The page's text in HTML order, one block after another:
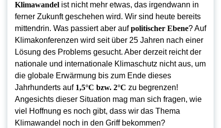
Klimawandel ist nicht mehr etwas, das irgendwann in
ferner Zukunft geschehen wird. Wir sind heute bereits
mittendrin. Was passiert aber aufpolitischer Ebene? Auf
Klimakonferenzen wird seit über 25 Jahren nach einer
Lösung des Problems gesucht. Aber derzeit reicht der
nationale und internationale Klimaschutz nicht aus, um
die globale Erwärmung bis zum Ende dieses
Jahrhunderts auf 1,5°C bzw. 2°C zu begrenzen!
Angesichts dieser Situation mag man sich fragen, wie
viel Hoffnung es noch gibt, dass wir das Thema
Klimawandel noch in den Griff bekommen?